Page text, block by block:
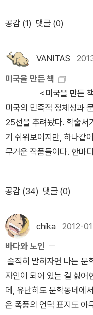
마음이 심란하긴 하다. 사
리되는 것이 정말 중요하
한 사람을 만나면 그 나쁜
곤혹스럽게 하고 무엇보
않았는데... 잘 해결되어야
줄을 홀랑 다 먹어 버렸
스트레스 받을 때 먹은 음
받으면 먹는 게 세 가지다.
봐야 해결은 안되고 상
알았으니까 말이다. 난 스
믹스커피를 먹는다. 그냥
사정없이 먹어댄다. 그래
지금 그런 조짐이 보여서
유를 누릴 수 있을 것 같고
접었다가 마음이 헤벌레
가서 머물고 싶지만 일정
몰고 가까운 데 휭하니 다
되면... 3월이 되면... 그
있다고 해도 당장 헤쳐나
으로 주저앉힌다. 이 책의
소설을 읽고 혹시 자기가
하여 윌라 캐더에게 보낸
렇지 않다고 답장을 보내
읽으면서 너무나 자연스
내가 떠올린 소설은 피
니었다. 나는 피츠제럴드
라졌다고 말하던 청년이
'덱스터'는 골프장 캐디로
다. 그리고 그 소녀를 알
주디와 함께 식사를 하고
되었다고 생각한다. 그러
넘었고 자신을 사랑하는
다시 다정하게 대해주면
력이 얼마나 치명적이었
간 일년을 버틸 힘을 다진
깐 행복하고 다시 상처받
이란 여성을 만나 연애를
이야기. 예쁜 수녀와의 사
을 정도의 재미가 있어
뵐, <그리고 아무 말도 하지 않았다> 패전
독일인 이야기. 전후 폐
시민들의 쓸쓸한 뒷모습.
수 있는 작가. 그러나 대
대의 고백>. 짐 크레이스, <
분은 아예 책을 열지 말
담론이 펼쳐지는데,
기적의 시대> 이제 내가 명하노니 눈을 뜨고 나를 보라, 하자
장님이 두 눈을 번쩍 뜨더
해달라고 했어? 괜히 오지
기 손으로 자기 눈을 파내
지? 윌라 캐더, <나의 안토니아> 미
의 작가. 쉬운 얘기로 촌
년이라고 썼다고 때리지
수 있을까 싶어서 쓴 단어
북구 출신 이민자들의 삶
하면서 도서관에 보관된
쉴 수 있는 '책이 있는 구
안락한 소파에, 겨울에 따
장판까지 있는 서재도 책
와 TV의 유혹이 도사리
온 사방에 수많은 책이 꽂
편할 수밖에 없다. 내가
하게 확인하면서 읽는 손
나만큼 정말 오랫동안 책
내 무릎 높이까지 쌓인 먼
을 것이다. 책 한두 권을
하게 책 한 권 한 권을 만
다. 주말의 시작인 토요일
특히 '무한도전' 방송이
적당하다. 점심으로 든든
의 양식으로 지식에 허기
을 읽으면서 한 주 동안
말랑하게 만들어준다. 내
계문학으로 페이퍼 백이
져서'(이 부분이 핵심이다
+ 주말에 서점에 한번 다
권이 끝나는 해지만, 너
[대주교에게 죽음이 오다
잘 읽어서 또 읽고 싶은 마음
기를 알지만, 읽지는 않
축약본도 읽었지만 제대
비극을 제대로 감상할 수
었던 소설인데, 이름이
절이네, 역시 서점에서 구해야 하나보다.
네 세계문학전집에서 나
책이 나왔었구나 싶다.
데 홀딱 반했다랄까. 덕분
가이다.
공감 (1) 댓글 (0)
VANITAS
미국을 만든 책
<미국을 만든 책
미국의 민족적 정체성과
25선을 추려놨다. 학술서
기 쉬워보이지만, 하나같
무거운 작품들이다. 한마
후에 쓰여진 문학이다.
다. 첫번째로 <프랭클린 자서전>이 꼽혔다. 약간의 허구가
면 미국 전반의 정신사에
국내에서는 김영사판이
로 손쉽게 구할 수 있는
이다. 두번째는 제임스 페니모어 쿠퍼의 장편 <모히칸
족의 최후>다. 국내에서
것 같다. 영문판으 펭귄
세번째는 호손의 <주홍
공감 (34) 댓글 (0)
chika 2012-
바다와 노인
솔직히 말하자면 나는 문
자인이 되어 있는 걸 싫어
데, 유난히도 문학동네에
온 폭풍의 언덕 표지도 아